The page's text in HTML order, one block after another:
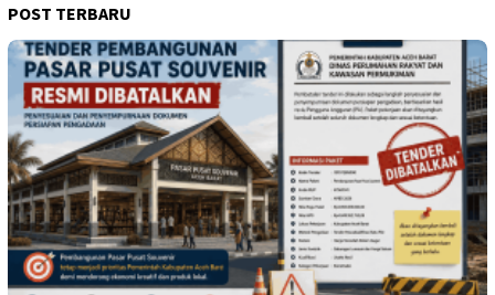
POST TERBARU